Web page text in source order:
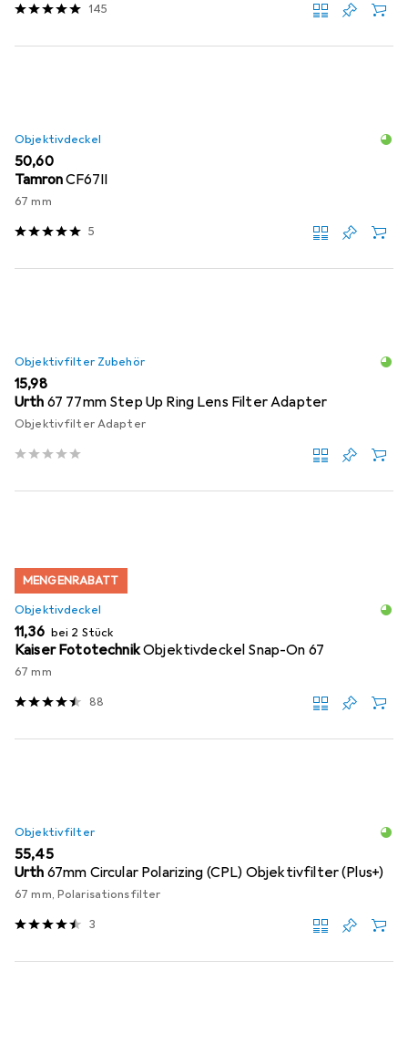
145
Objektivdeckel
EUR
50,60
TamronCF67II
67 mm
5
Objektivfilter Zubehör
EUR
15,98
Urth 67 77mm Step Up Ring Lens Filter Adapter
Objektivfilter Adapter
MENGENRABATT
Objektivdeckel
EUR
11,36 bei 2 Stück
Kaiser FototechnikObjektivdeckel Snap-On 67
67 mm
88
Objektivfilter
EUR
55,45
Urth 67mm Circular Polarizing (CPL) Objektivfilter (Plus+)
67 mm, Polarisationsfilter
3